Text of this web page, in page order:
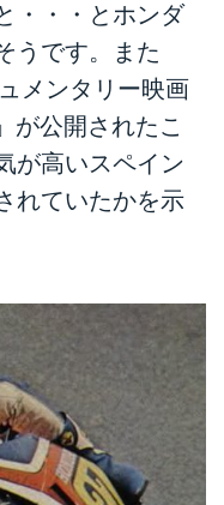
・・・とホンダ
うです。また
メンタリー映画
が公開されたこ
が高いスペイン
れていたかを示